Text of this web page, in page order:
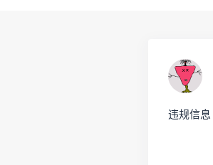
违规信息